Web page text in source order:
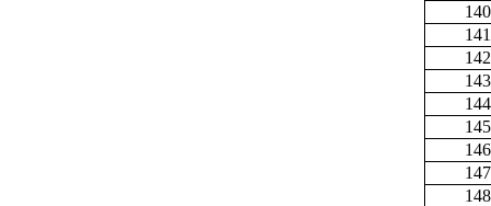
140
141
142
143
144
145
146
147
148